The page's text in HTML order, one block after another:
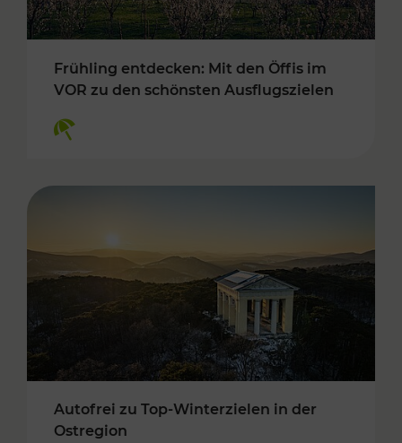
Frühling entdecken: Mit den Öffis im
VOR zu den schönsten Ausflugszielen
Autofrei zu Top-Winterzielen in der
Ostregion